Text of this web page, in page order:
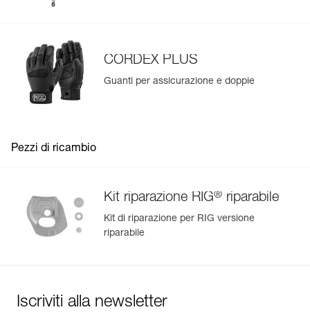
CORDEX PLUS
Guanti per assicurazione e doppie
Pezzi di ricambio
Kit riparazione RIG® riparabile
Kit di riparazione per RIG versione
riparabile
Iscriviti alla newsletter